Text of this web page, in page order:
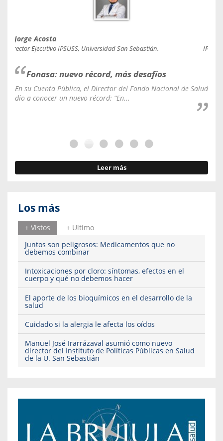
Jorge Acosta
Director Ejecutivo IPSUSS, Universidad San Sebastián.
Fonasa: nuevo récord, más desafíos
En su Cuenta Pública, el Director del Fondo Nacional de Salud
dio a conocer un nuevo récord: “En...
Leer más
Los más
+ Vistos
+ Ultimo
Juntos son peligrosos: Medicamentos que no
debemos combinar
Intoxicaciones por cloro: síntomas, efectos en el
cuerpo y qué no debemos hacer
El aporte de los bioquímicos en el desarrollo de la
salud
Cuidado si la alergia le afecta los oídos
Manuel José Irarrázaval asumió como nuevo
director del Instituto de Políticas Públicas en Salud
de la U. San Sebastián